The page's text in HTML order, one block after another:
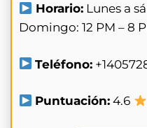
Horario: Lunes a
Domingo: 12 PM – 8
Teléfono:
Puntuación: 4.6